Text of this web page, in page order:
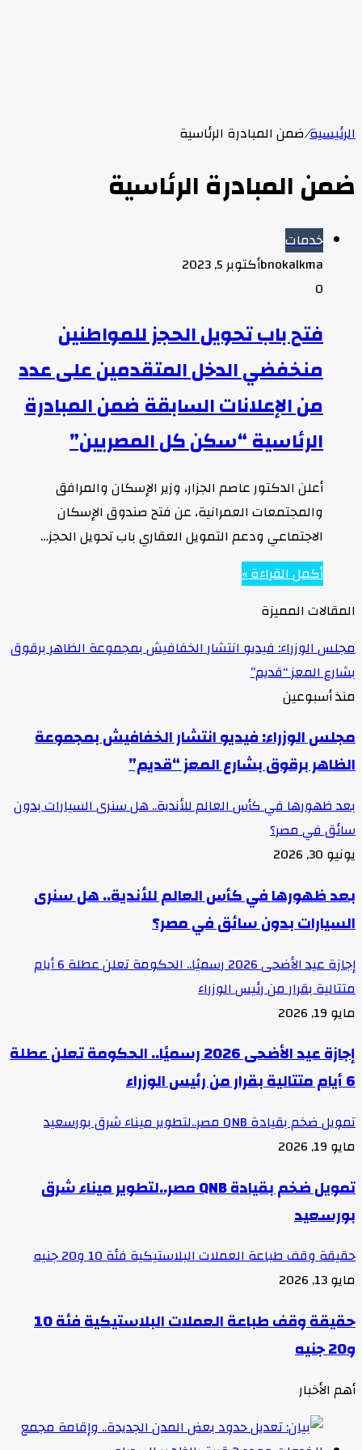
الرئيسية/ضمن المبادرة الرئاسية
ضمن المبادرة الرئاسية
خدمات
bnokalkmaأكتوبر 5, 2023
0
فتح باب تحويل الحجز للمواطنين
منخفضي الدخل المتقدمين على عدد
من الإعلانات السابقة ضمن المبادرة
الرئاسية “سكن كل المصريين”
أعلن الدكتور عاصم الجزار، وزير الإسكان والمرافق
والمجتمعات العمرانية، عن فتح صندوق الإسكان
الاجتماعي ودعم التمويل العقاري باب تحويل الحجز…
أكمل القراءة »
المقالات المميزة
مجلس الوزراء: فيديو انتشار الخفافيش بمجموعة الظاهر برقوق
بشارع المعز “قديم”
منذ أسبوعين
مجلس الوزراء: فيديو انتشار الخفافيش بمجموعة
الظاهر برقوق بشارع المعز “قديم”
بعد ظهورها في كأس العالم للأندية.. هل سنرى السيارات بدون
سائق في مصر؟
يونيو 30, 2026
بعد ظهورها في كأس العالم للأندية.. هل سنرى
السيارات بدون سائق في مصر؟
إجازة عيد الأضحى 2026 رسميًا.. الحكومة تعلن عطلة 6 أيام
متتالية بقرار من رئيس الوزراء
مايو 19, 2026
إجازة عيد الأضحى 2026 رسميًا.. الحكومة تعلن عطلة
6 أيام متتالية بقرار من رئيس الوزراء
تمويل ضخم بقيادة QNB مصر..لتطوير ميناء شرق بورسعيد
مايو 19, 2026
تمويل ضخم بقيادة QNB مصر..لتطوير ميناء شرق
بورسعيد
حقيقة وقف طباعة العملات البلاستيكية فئة 10 و20 جنيه
مايو 13, 2026
حقيقة وقف طباعة العملات البلاستيكية فئة 10
و20 جنيه
أهم الأخبار